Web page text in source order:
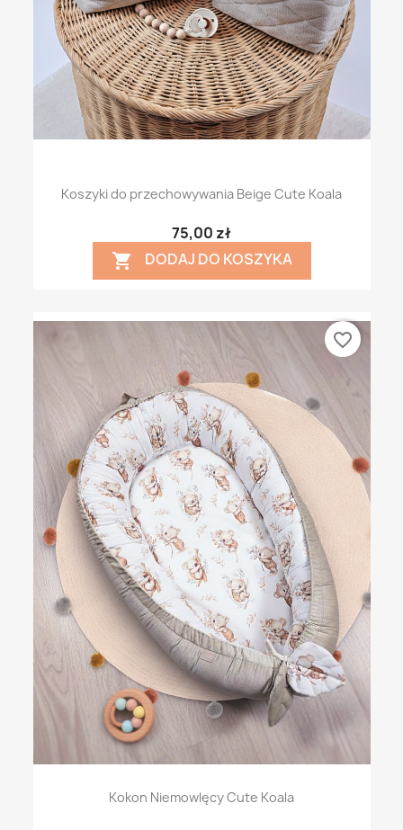
Koszyki do przechowywania Beige Cute Koala
75,00 zł
 DODAJ DO KOSZYKA
Kokon Niemowlęcy Cute Koala
favorite_border